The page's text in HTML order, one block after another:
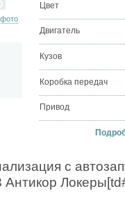
Цвет
Двигатель
Кузов
Коробка передач
Привод
с